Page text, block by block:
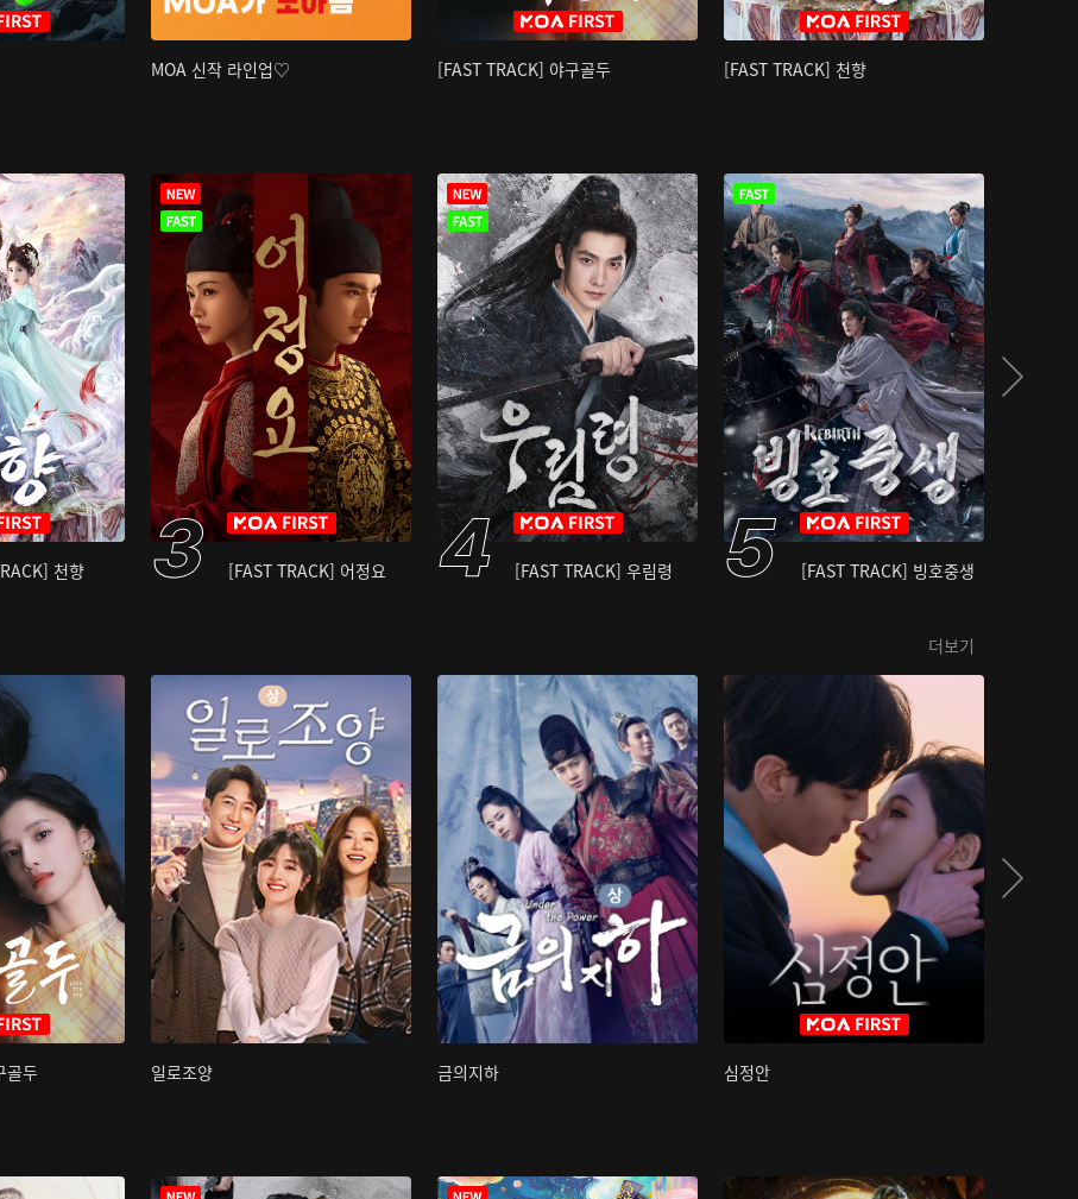
MOA 신작 라인업♡ [FAST TRACK] 야구골두 [FAST TRACK] 천향
천향 [FAST TRACK] 어정요 [FAST TRACK] 우림령 [FAST TRACK] 빙호중생
더보기
골두 일로조양 금의지하 심정안